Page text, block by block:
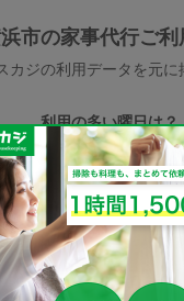
者不在による当日キャン
の100%＋交通費全額
依頼日時／土曜日午
水曜日午前9時以降はキ
9時〜金曜日9時まで
9時～土曜日8時まで
場合は損害保険の対象外
意ください。
など
てこちらも参照くだ
します。注意しなくて
ますか？
市の家事代行ご
カジの利用データを元に
利用の多い曜日は？